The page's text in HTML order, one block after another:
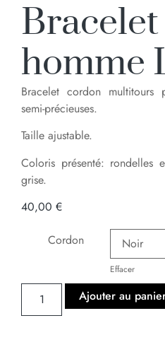
homme
Bracelet cordon multitours
semi-précieuses.
Taille ajustable.
Coloris présenté: rondelles
grise.
40,00 €
Cordon
Effacer
Ajouter au